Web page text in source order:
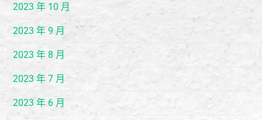
2023 年 10 月
2023 年 9 月
2023 年 8 月
2023 年 7 月
2023 年 6 月